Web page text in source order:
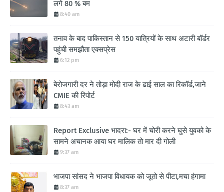
लगे 80 % बम
8:40 am
तनाव के बाद पाकिस्तान से 150 यात्रियों के साथ अटारी बॉर्डर
पहुंची समझौता एक्सप्रेस
6:12 pm
बेरोजगारी दर ने तोड़ा मोदी राज के ढाई साल का रिकॉर्ड,जाने
CMIE की रिपोर्ट
8:43 am
Report Exclusive भादरा:- घर में चोरी करने घुसे युवको के
सामने अचानक आया घर मालिक तो मार दी गोली
9:37 am
भाजपा सांसद ने भाजपा विधायक को जूतो से पीटा,मचा हंगामा
8:37 am